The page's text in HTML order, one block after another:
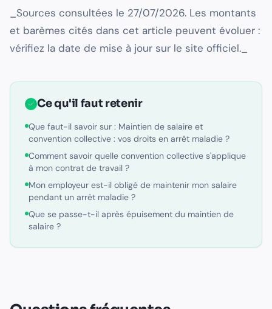
_Sources consultées le 27/07/2026. Les montants
et barèmes cités dans cet article peuvent évoluer :
vérifiez la date de mise à jour sur le site officiel._
Ce qu'il faut retenir
Que faut-il savoir sur : Maintien de salaire et
convention collective : vos droits en arrêt maladie ?
Comment savoir quelle convention collective s'applique
à mon contrat de travail ?
Mon employeur est-il obligé de maintenir mon salaire
pendant un arrêt maladie ?
Que se passe-t-il après épuisement du maintien de
salaire ?